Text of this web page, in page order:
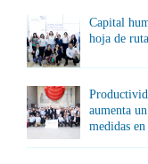
Capital
hoja de
aumenta
medidas